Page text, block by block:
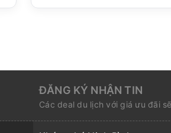
ĐĂNG KÝ NHẬN TIN
Các deal du lịch với giá ưu đãi